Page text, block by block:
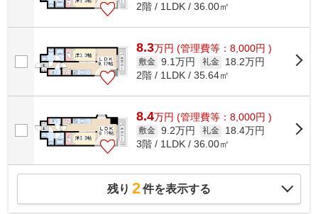
2階 / 1LDK / 36.00㎡
8.3万円 (管理費等：8,000円 )
敷金 9.1万円 礼金
18.2万円
2階 / 1LDK / 35.64㎡
8.4万円 (管理費等：8,000円 )
敷金 9.2万円 礼金
18.4万円
3階 / 1LDK / 36.00㎡
残り 2件を表示する